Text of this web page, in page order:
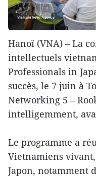
Hanoï (VNA) – La
intellectuels
Professionals in
succès, le 7 juin à
Networking 5 –
intelligemment,
Le programme a
Vietnamiens
Japon, notamment